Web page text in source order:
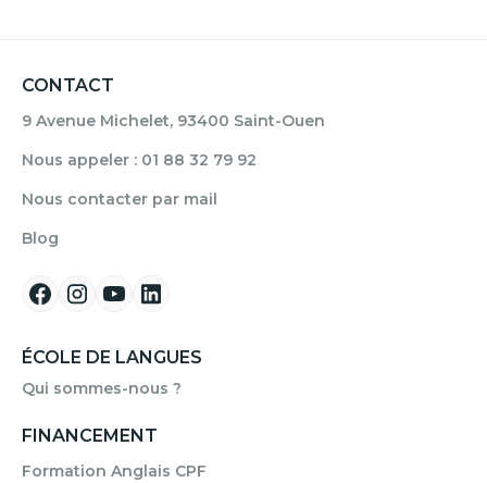
CONTACT
9 Avenue Michelet, 93400 Saint-Ouen
Nous appeler : 01 88 32 79 92
Nous contacter par mail
Blog
ÉCOLE DE LANGUES
Qui sommes-nous ?
FINANCEMENT
Formation Anglais CPF